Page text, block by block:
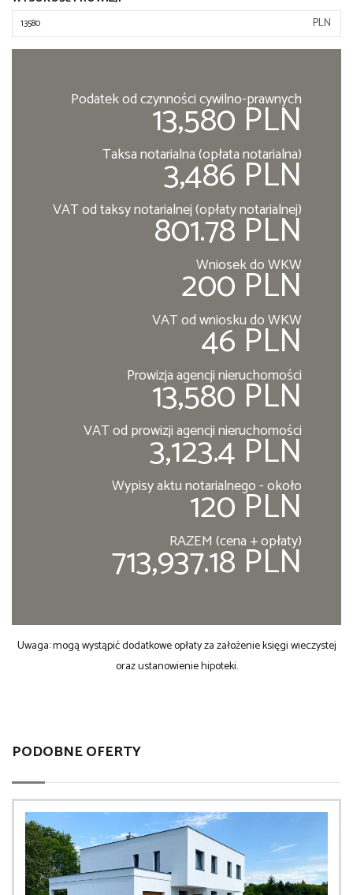
PLN
Podatek od czynności cywilno-prawnych
13,580 PLN
Taksa notarialna (opłata notarialna)
3,486 PLN
VAT od taksy notarialnej (opłaty notarialnej)
801.78 PLN
Wniosek do WKW
200 PLN
VAT od wniosku do WKW
46 PLN
Prowizja agencji nieruchomości
13,580 PLN
VAT od prowizji agencji nieruchomości
3,123.4 PLN
Wypisy aktu notarialnego - około
120 PLN
RAZEM (cena + opłaty)
713,937.18 PLN
Uwaga: mogą wystąpić dodatkowe opłaty za założenie księgi wieczystej
oraz ustanowienie hipoteki.
PODOBNE OFERTY